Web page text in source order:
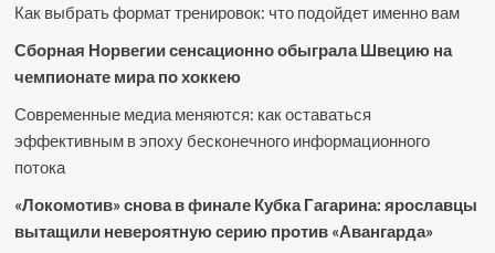
Как выбрать формат тренировок: что подойдет именно вам
Сборная Норвегии сенсационно обыграла Швецию на
чемпионате мира по хоккею
Современные медиа меняются: как оставаться
эффективным в эпоху бесконечного информационного
потока
«Локомотив» снова в финале Кубка Гагарина: ярославцы
вытащили невероятную серию против «Авангарда»